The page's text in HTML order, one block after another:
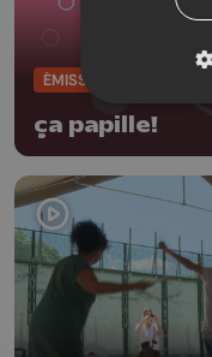
ÉMISSIONS
ça papille!